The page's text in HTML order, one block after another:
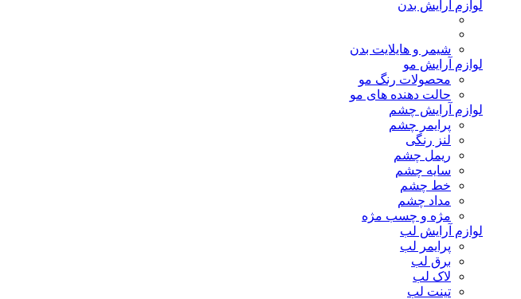
لوازم آرایش بدن
شیمر و هایلایت بدن
لوازم آرایش مو
محصولات رنگ مو
حالت دهنده های مو
لوازم آرایش چشم
پرایمر چشم
لنز رنگی
ریمل چشم
سایه چشم
خط چشم
مداد چشم
مژه و چسب مژه
لوازم آرایش لب
پرایمر لب
برق لب
لاک لب
تینت لب